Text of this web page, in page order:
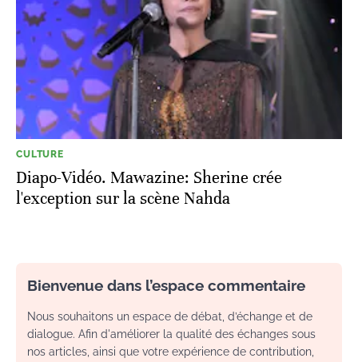
CULTURE
Diapo-Vidéo. Mawazine: Sherine crée
l'exception sur la scène Nahda
Bienvenue dans l’espace commentaire
Nous souhaitons un espace de débat, d’échange et de
dialogue. Afin d'améliorer la qualité des échanges sous
nos articles, ainsi que votre expérience de contribution,